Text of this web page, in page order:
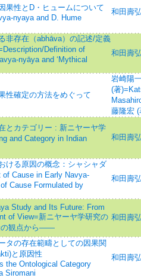
果性とD・ヒュームについて
nyaya and D. Hume
和田壽
非存在（abhāva）の記述/定義
Definition of
nyāya and ‘Mythical
和田壽
性確定の方法をめぐって
岩崎陽
(著
藤隆宏 (
とカテゴリー : 新ニヤーヤ学
and Category in Indian
和田壽
ける原因の概念：シャシャダ
of Cause in Early Navya-
Cause Formulated by
和田壽
Study and Its Future: From
of View=新ニヤーヤ学研究の
観点から――
和田壽
タの存在範疇としての因果関
と原因性
the Ontological Category
Siromani
和田壽